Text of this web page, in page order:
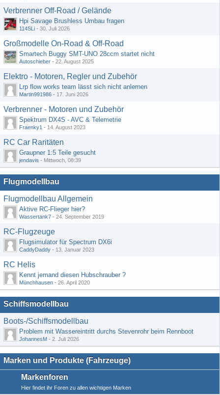
Verbrenner Off-Road / Gelände
Hpi Savage Brushless Umbau fragen
114SLi - 30. Juli 2026
Großmodelle On-Road & Off-Road
Smartech Buggy SMT-UNO 28ccm startet nicht
Autoschieber - 22. August 2025
Elektro - Motoren, Regler und Zubehör
Lrp flow works team lässt sich nicht anlernen
Martin991986 - 17. Juni 2026
Verbrenner - Motoren und Zubehör
Spektrum DX4S - AVC & Telemetrie
Fraenky1 - 14. August 2023
RC Car Raritäten
Graupner 1:5 Teile gesucht
jendavis - Mittwoch, 08:39
Flugmodellbau
Flugmodellbau Allgemein
Aktive RC-Flieger hier?
Wassertank7 - 24. September 2019
RC-Flugzeuge
Flugsimulator für Spectrum DX6i
CaddyDaddy - 13. Januar 2023
RC Helis
Kennt jemand diesen Hubschrauber ?
Münchhausen - 26. April 2020
Schiffsmodellbau
Boots-/Schiffsmodellbau
Problem mit Wassereintritt durchs Stevenrohr beim Rennboot
JohannesM - 2. Juli 2026
Marken und Produkte (Fahrzeuge)
Markenforen
Hier findet ihr Foren zu allen wichtigen Marken